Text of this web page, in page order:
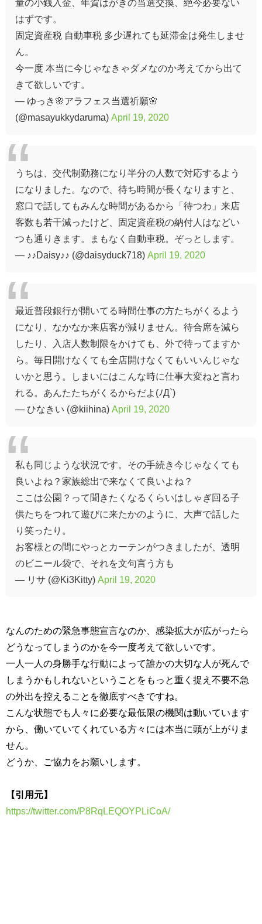
量の小銭入金、年賀はがきの当選交換、絶今必要ない
はずです。
固定資産税 自動車税 多少遅れても延滞金は発生しませ
ん。
今一度 本当に今じゃなきゃダメなのか考えてから出て
きて欲しいです。
— ゆっき🌸アラフェス当選祈願🌸
(@masayukkydaruma) April 19, 2020
うちは、交代制勤務になり半分の人数で対応するよう
になりました。なので、待ち時間が長くなりますと、
窓口で話してもみんな時間があるから「待つわ」来店
客数も若干減ったけど、固定資産税の納付人はなどい
つも通りきます。まもなく自動車税。ぞっとします。
— ♪♪Daisy♪♪ (@daisyduck718) April 19, 2020
最近普段銀行が開いてる時間仕事の方たちがくるよう
になり、なかなか来店客が減りません。待合席を減ら
したり、入店人数制限をかけても、外で待ってますか
ら。毎日開けなくても全店開けなくてもいいんじゃな
いかと思う。しまいにはこんな時に仕事大変ねと言わ
れる。あんたたちがくるからだよ(ﾉД`)
— ひなきい (@kiihina) April 19, 2020
私も同じような状況です。その手続き今じゃなくても
良いよね？家族総出で来なくて良いよね？
ここは公園？って聞きたくなるくらいはしゃぎ回る子
供たちをつれて遊びに来たかのように、大声で話した
り笑ったり。
お客様との間にやっとカーテンがつきましたが、透明
のビニール袋で、それを文句言う方も
— リサ (@Ki3Kitty) April 19, 2020
なんのための緊急事態宣言なのか、感染拡大が広がったら
どうなってしまうのかを今一度考えて欲しいです。
一人一人の身勝手な行動によって誰かの大切な人が死んで
しまうかもしれないということをもっと重く捉え不要不急
の外出を控えることを徹底すべきですね。
こんな状態でも人々に必要な最低限の機関は動いています
から、働いていてくれている方々には本当に頭が上がりま
せん。
どうか、ご協力をお願いします。
【引用元】
https://twitter.com/P8RqLEQOYPLiCoA/